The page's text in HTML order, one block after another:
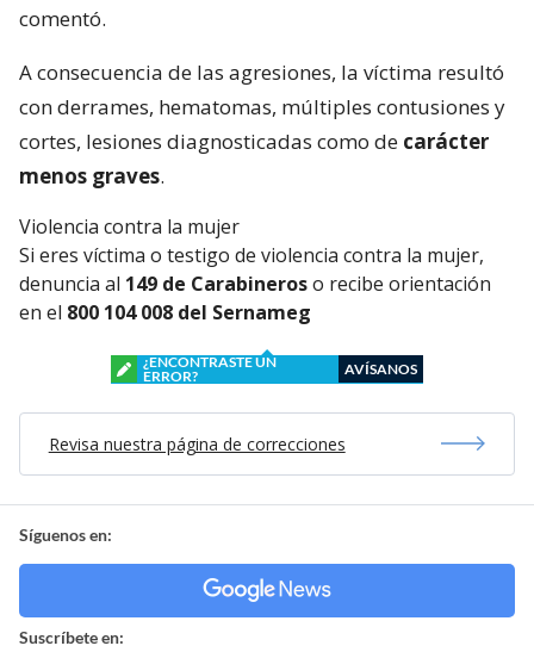
comentó.
A consecuencia de las agresiones, la víctima resultó
con derrames, hematomas, múltiples contusiones y
cortes, lesiones diagnosticadas como de carácter
menos graves.
Violencia contra la mujer
Si eres víctima o testigo de violencia contra la mujer,
denuncia al 149 de Carabineroso recibe orientación
en el 800 104 008 del Sernameg
¿ENCONTRASTE UN
ERROR?
AVÍSANOS
Revisa nuestra página de correcciones
Síguenos en:
Suscríbete en: